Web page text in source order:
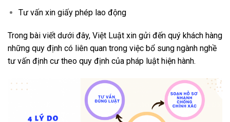
Tư vấn xin giấy phép lao động
Trong bài viết dưới đây, Việt Luật xin gửi đến quý khách hàng
những quy định có liên quan trong việc bổ sung ngành nghề
tư vấn định cư theo quy định của pháp luật hiện hành.